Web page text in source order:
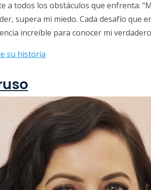
a todos los obstáculos que enfrenta:
supera mi miedo. Cada desafío que
increíble para conocer mi
su historia